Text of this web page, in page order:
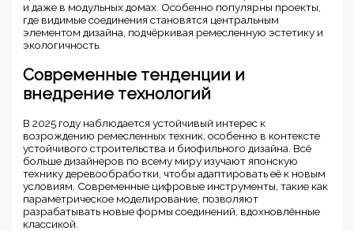
и даже в модульных домах. Особенно популярны проекты,
где видимые соединения становятся центральным
элементом дизайна, подчёркивая ремесленную эстетику и
экологичность.
Современные тенденции и
внедрение технологий
В 2025 году наблюдается устойчивый интерес к
возрождению ремесленных техник, особенно в контексте
устойчивого строительства и биофильного дизайна. Всё
больше дизайнеров по всему миру изучают японскую
технику деревообработки, чтобы адаптировать её к новым
условиям. Современные цифровые инструменты, такие как
параметрическое моделирование, позволяют
разрабатывать новые формы соединений, вдохновлённые
классикой.